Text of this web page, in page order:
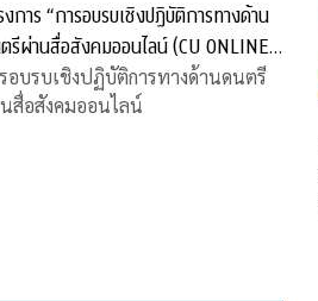
งการ “การอบรบเชิงปฏิบัติการทางด้าน
รีผ่านสื่อสังคมออนไลน์ (CU ONLINE
WORKSHOP)”
อบรบเชิงปฏิบัติการทางด้านดนตรี
สื่อสังคมออนไลน์